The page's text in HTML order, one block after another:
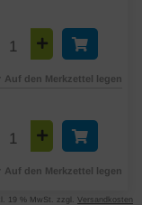
Auf den Merkzettel legen
Auf den Merkzettel legen
19 % MwSt. zzgl. Versandkosten